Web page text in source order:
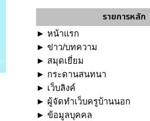
รายการหลัก
► หน้าแรก
► ข่าว/บทความ
► สมุดเยี่ยม
► กระดานสนทนา
► เว็บลิงค์
► ผู้จัดทำเว็บครูบ้านนอก
► ข้อมูลบุคคล